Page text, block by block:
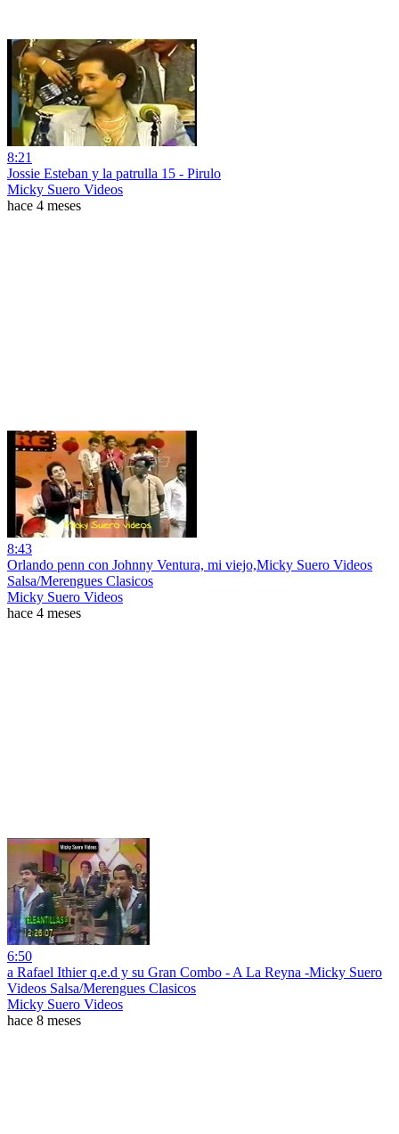
8:21
Jossie Esteban y la patrulla 15 - Pirulo
Micky Suero Videos
hace 4 meses
8:43
Orlando penn con Johnny Ventura, mi viejo,Micky Suero Videos
Salsa/Merengues Clasicos
Micky Suero Videos
hace 4 meses
6:50
a Rafael Ithier q.e.d y su Gran Combo - A La Reyna -Micky Suero
Videos Salsa/Merengues Clasicos
Micky Suero Videos
hace 8 meses